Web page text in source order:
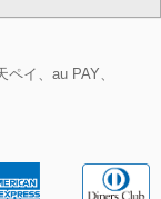
イ、au PAY、